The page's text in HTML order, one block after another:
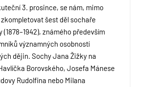
3. prosince, se nám, mimo
šest děl sochaře
(1878–1942), známého především
významných osobností
dějin. Sochy Jana Žižky na
Borovského, Josefa Mánese
Rudolfina nebo Milana